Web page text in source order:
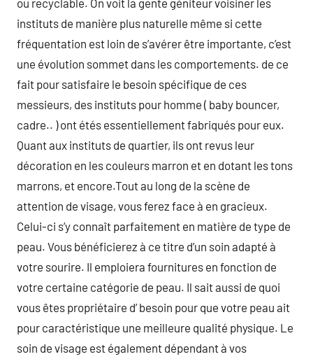
ou recyclable. On voit la gente géniteur voisiner les
instituts de manière plus naturelle même si cette
fréquentation est loin de s’avérer être importante, c’est
une évolution sommet dans les comportements. de ce
fait pour satisfaire le besoin spécifique de ces
messieurs, des instituts pour homme ( baby bouncer,
cadre.. ) ont étés essentiellement fabriqués pour eux.
Quant aux instituts de quartier, ils ont revus leur
décoration en les couleurs marron et en dotant les tons
marrons, et encore.Tout au long de la scène de
attention de visage, vous ferez face à en gracieux.
Celui-ci s’y connaît parfaitement en matière de type de
peau. Vous bénéficierez à ce titre d’un soin adapté à
votre sourire. Il emploiera fournitures en fonction de
votre certaine catégorie de peau. Il sait aussi de quoi
vous êtes propriétaire d’ besoin pour que votre peau ait
pour caractéristique une meilleure qualité physique. Le
soin de visage est également dépendant à vos